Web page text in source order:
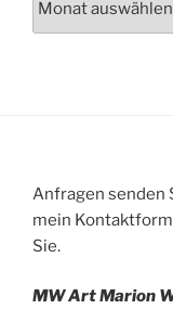
Anfragen senden
mein
Sie.
MW Art Marion